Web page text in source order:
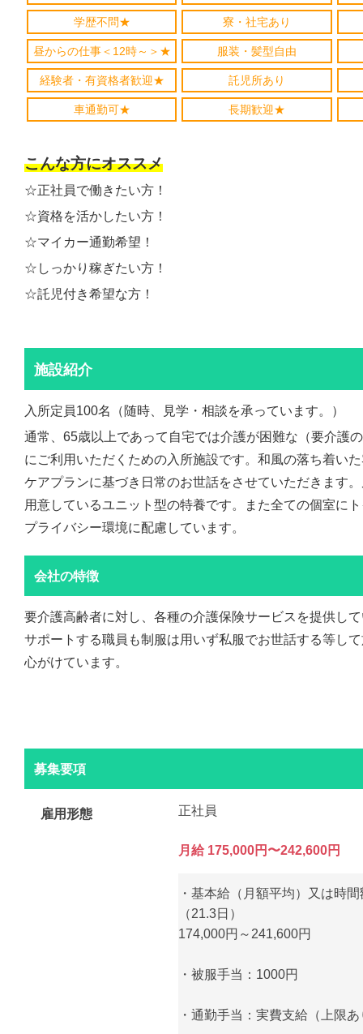
学歴不問★ 寮・社宅あり
昼からの仕事＜12時～＞★ 服装・髪型自由
経験者・有資格者歓迎★ 託児所あり
車通勤可★ 長期歓迎★
こんな方にオススメ
☆正社員で働きたい方！
☆資格を活かしたい方！
☆マイカー通勤希望！
☆しっかり稼ぎたい方！
☆託児付き希望な方！
施設紹介
入所定員100名（随時、見学・相談を承っています。）
通常、65歳以上であって自宅では介護が困難な（要介護
にご利用いただくための入所施設です。和風の落ち着い
ケアプランに基づき日常のお世話をさせていただきます
用意しているユニット型の特養です。また全ての個室に
プライバシー環境に配慮しています。
会社の特徴
要介護高齢者に対し、各種の介護保険サービスを提供し
サポートする職員も制服は用いず私服でお世話する等し
心がけています。
募集要項
雇用形態 正社員
月給 175,000円〜242,600円
・基本給（月額平均）又は時
（21.3日）
174,000円～241,600円
・被服手当：1000円
・通勤手当：実費支給（上限